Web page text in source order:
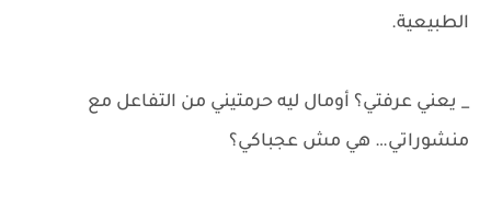
الطبيعية.
_ يعني عرفتي؟ أومال ليه حرمتيني من التفاعل مع
منشوراتي… هي مش عجباكي؟